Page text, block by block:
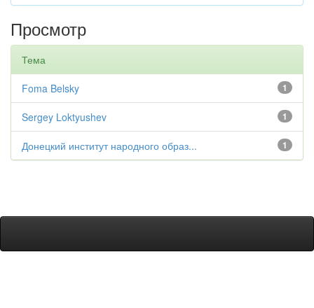
Просмотр
Тема
1
Foma Belsky
1
Sergey Loktyushev
1
Донецкий институт народного образ...